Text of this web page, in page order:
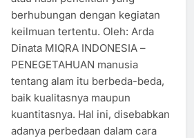
berhubungan dengan kegiatan
keilmuan tertentu. Oleh: Arda
Dinata MIQRA INDONESIA –
PENEGETAHUAN manusia
tentang alam itu berbeda-beda,
baik kualitasnya maupun
kuantitasnya. Hal ini, disebabkan
adanya perbedaan dalam cara